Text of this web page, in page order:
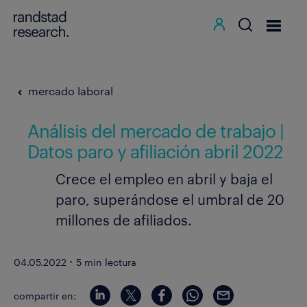
mercado laboral
Análisis del mercado de trabajo |
Datos paro y afiliación abril 2022
Crece el empleo en abril y baja el
paro, superándose el umbral de 20
millones de afiliados.
04.05.2022 · 5 min lectura
compartir en: